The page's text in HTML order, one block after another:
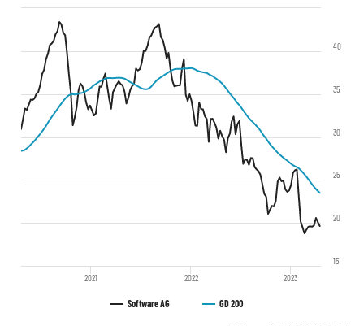
Software AG GD 200
2021 2022 2023
15
20
25
30
35
40